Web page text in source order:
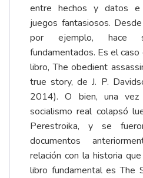
entre hechos y datos e
juegos fantasiosos.
por ejemplo, hace
fundamentados. Es el
libro, The obedient
true story, de J. P.
2014). O bien, una
socialismo real colapsó
Perestroika, y se
documentos
relación con la historia
libro fundamental es The